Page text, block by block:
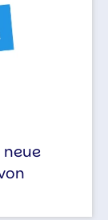
neue